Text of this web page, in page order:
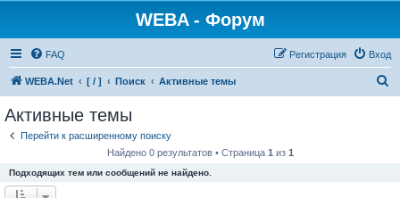
WEBA - Форум
FAQ Вход
Регистрация
WEBA.Net [ / ] Поиск Активные темы
Активные темы
Перейти к расширенному поиску
Найдено 0 результатов • Страница 1 из 1
Подходящих тем или сообщений не найдено.